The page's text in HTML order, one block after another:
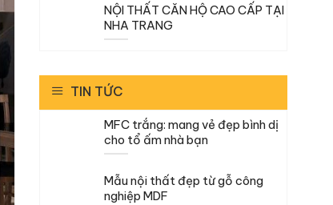
NỘI THẤT CĂN HỘ CAO CẤP TẠI
NHA TRANG
TIN TỨC
MFC trắng: mang vẻ đẹp bình dị
cho tổ ấm nhà bạn
Mẫu nội thất đẹp từ gỗ công
nghiệp MDF